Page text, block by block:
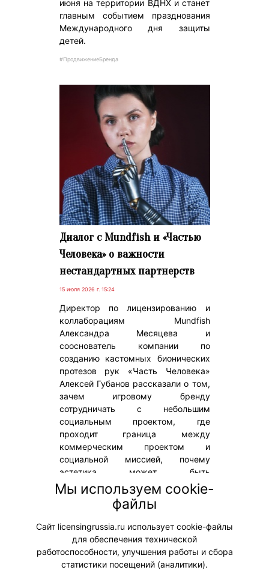
июня на территории ВДНХ и станет
главным событием празднования
Международного дня защиты
детей.
#ПродвижениеБренда
Диалог с Mundfish и «Частью
Человека» о важности
нестандартных партнерств
15 июля 2026 г. 15:24
Директор по лицензированию и
коллаборациям Mundfish
Александра Месяцева и
сооснователь компании по
созданию кастомных бионических
протезов рук «Часть Человека»
Алексей Губанов рассказали о том,
зачем игровому бренду
сотрудничать с небольшим
социальным проектом, где
проходит граница между
коммерческим проектом и
социальной миссией, почему
эстетика может быть
инструментом адаптации и что на
самом деле определяет ценность
партнерства – охваты, продажи или
влияние на культуру.
#Коллаборации #ПродвижениеБренда
Мы используем cookie-
файлы
Сайт licensingrussia.ru использует cookie-файлы
для обеспечения технической
работоспособности, улучшения работы и сбора
статистики посещений (аналитики).